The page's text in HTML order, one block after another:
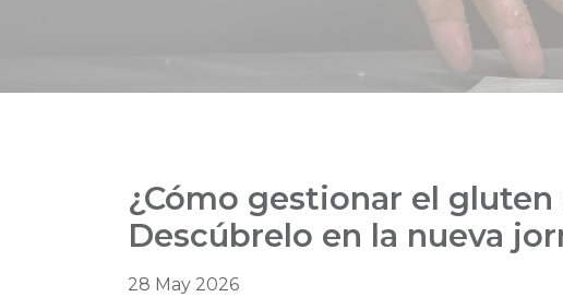
¿Cómo gestionar el gluten
Descúbrelo en la nueva
28 May 2026